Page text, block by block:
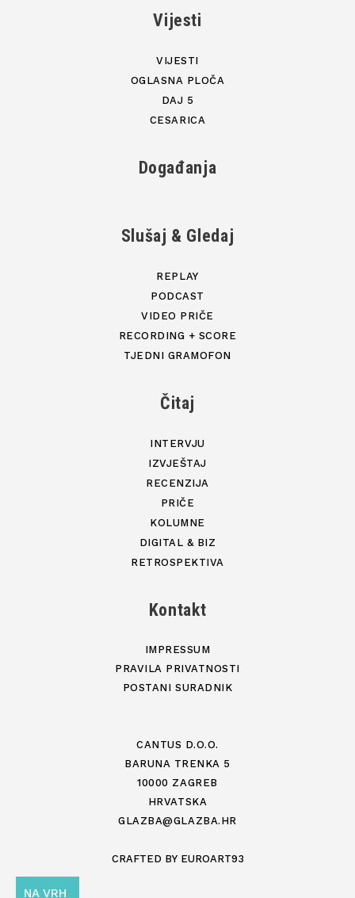
Vijesti
VIJESTI
OGLASNA PLOČA
DAJ 5
CESARICA
Događanja
Slušaj & Gledaj
REPLAY
PODCAST
VIDEO PRIČE
RECORDING + SCORE
TJEDNI GRAMOFON
Čitaj
INTERVJU
IZVJEŠTAJ
RECENZIJA
PRIČE
KOLUMNE
DIGITAL & BIZ
RETROSPEKTIVA
Kontakt
IMPRESSUM
PRAVILA PRIVATNOSTI
POSTANI SURADNIK
CANTUS D.O.O.
BARUNA TRENKA 5
10000 ZAGREB
HRVATSKA
GLAZBA@GLAZBA.HR
CRAFTED BY EUROART93
NA VRH